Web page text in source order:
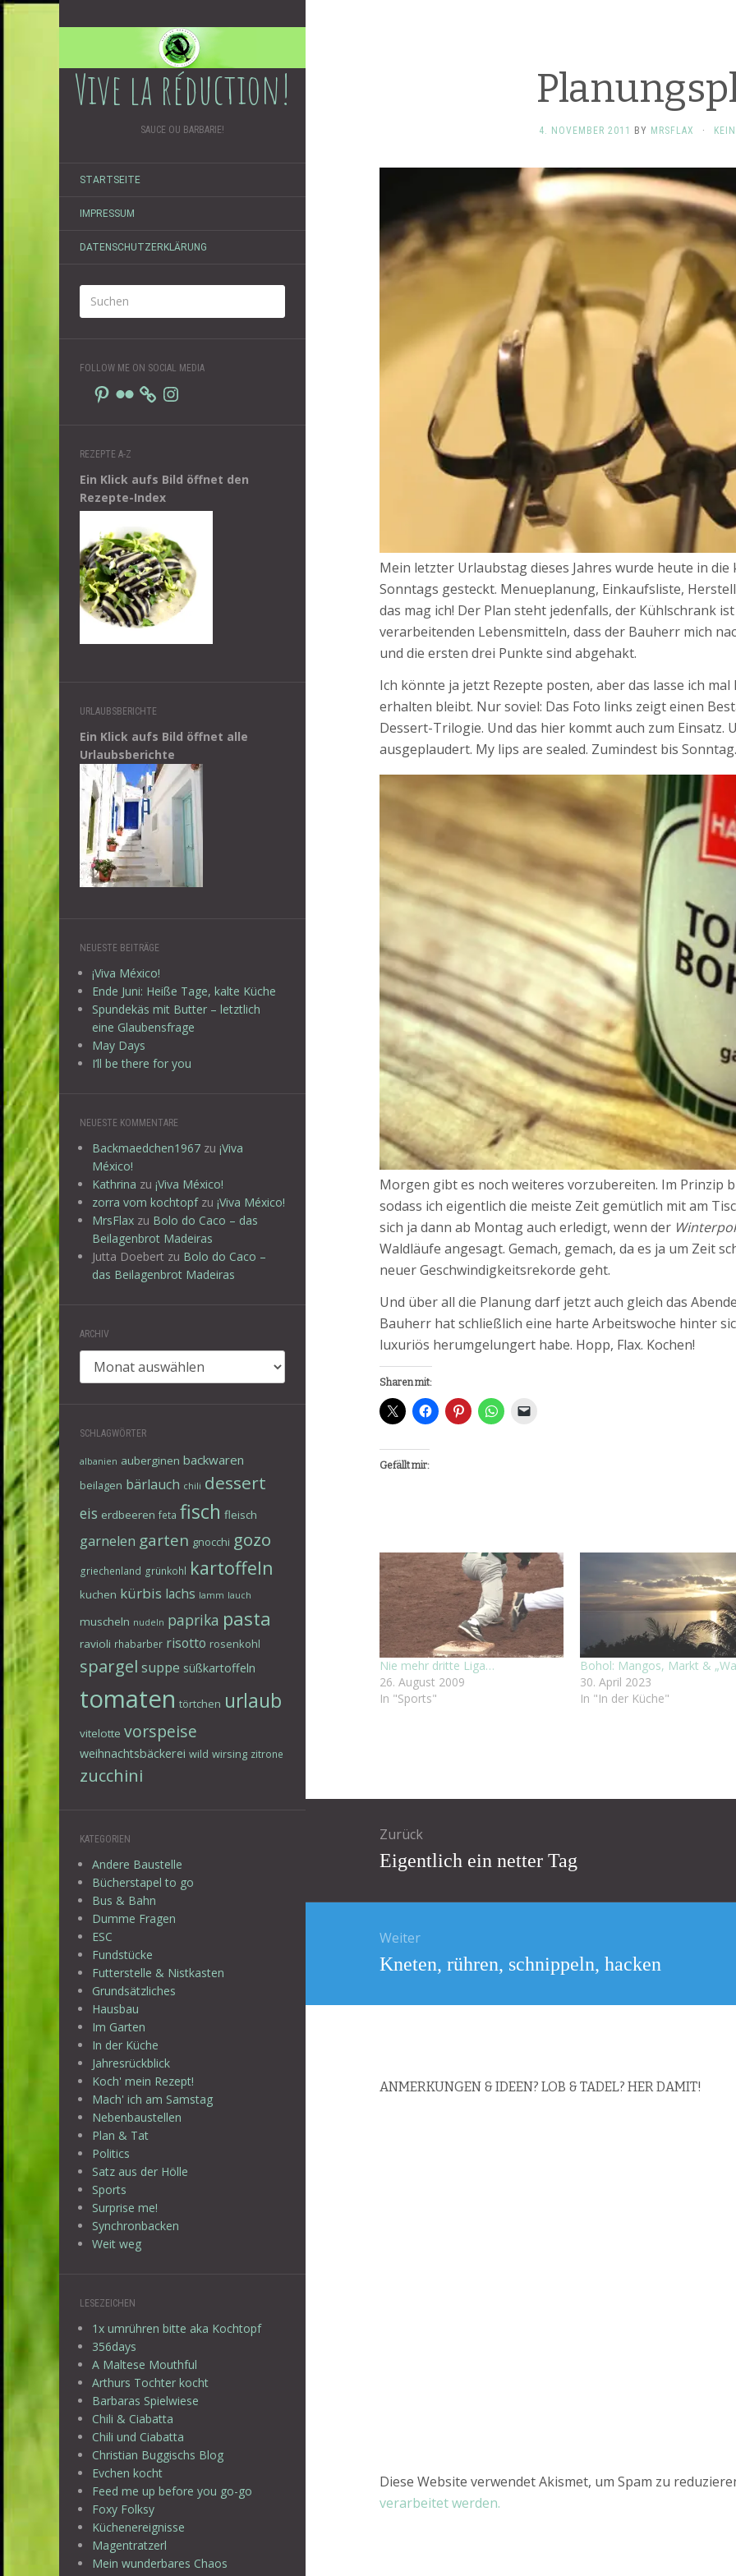
Vive la réduction!
SAUCE OU BARBARIE!
STARTSEITE
IMPRESSUM
DATENSCHUTZERKLÄRUNG
FOLLOW ME ON SOCIAL MEDIA
Pinterest
Flickr Instagram
REZEPTE A-Z
Ein Klick aufs Bild öffnet den
Rezepte-Index
URLAUBSBERICHTE
Ein Klick aufs Bild öffnet alle
Urlaubsberichte
NEUESTE BEITRÄGE
¡Viva México!
Ende Juni: Heiße Tage, kalte Küche
Spundekäs mit Butter – letztlich
eine Glaubensfrage
May Days
I’ll be there for you
NEUESTE KOMMENTARE
Backmaedchen1967 zu ¡Viva
México!
Kathrina zu ¡Viva México!
zorra vom kochtopfzu ¡Viva México!
MrsFlax zu Bolo do Caco – das
Beilagenbrot Madeiras
Jutta Doebert zu Bolo do Caco –
das Beilagenbrot Madeiras
ARCHIV
SCHLAGWÖRTER
albanien auberginen backwaren
beilagen bärlauch chili dessert
eis erdbeeren feta fisch fleisch
garnelen garten gnocchi gozo
griechenland grünkohl kartoffeln
kuchen kürbis lachs lamm lauch
muscheln nudeln paprika pasta
ravioli rhabarber risotto rosenkohl
spargel suppe süßkartoffeln
tomaten törtchen urlaub
vitelotte vorspeise
weihnachtsbäckerei wild wirsing zitrone
zucchini
KATEGORIEN
Andere Baustelle
Bücherstapel to go
Bus & Bahn
Dumme Fragen
ESC
Fundstücke
Futterstelle & Nistkasten
Grundsätzliches
Hausbau
Im Garten
In der Küche
Jahresrückblick
Koch' mein Rezept!
Mach' ich am Samstag
Nebenbaustellen
Plan & Tat
Politics
Satz aus der Hölle
Sports
Surprise me!
Synchronbacken
Weit weg
LESEZEICHEN
1x umrühren bitte aka Kochtopf
356days
A Maltese Mouthful
Arthurs Tochter kocht
Barbaras Spielwiese
Chili & Ciabatta
Chili und Ciabatta
Christian Buggischs Blog
Evchen kocht
Feed me up before you go-go
Foxy Folksy
Küchenereignisse
Magentratzerl
Mein wunderbares Chaos
4. NOVEMBER 2011 BY MRSFLAX ·
Mein letzter Urlaubstag dieses Jahres wurde heute in
Sonntags gesteckt. Menueplanung, Einkaufsliste,
das mag ich! Der Plan steht jedenfalls, der Kühlschrank
verarbeitenden Lebensmitteln, dass der Bauherr mich
und die ersten drei Punkte sind abgehakt.
Ich könnte ja jetzt Rezepte posten, aber das lasse ich
erhalten bleibt. Nur soviel: Das Foto links zeigt einen
Dessert-Trilogie. Und das hier kommt auch zum Einsatz.
ausgeplaudert. My lips are sealed. Zumindest bis Sonntag.
Morgen gibt es noch weiteres vorzubereiten. Im Prinzip
sodass ich eigentlich die meiste Zeit gemütlich mit am
sich ja dann ab Montag auch erledigt, wenn der
Waldläufe angesagt. Gemach, gemach, da es ja um Zeit
neuer Geschwindigkeitsrekorde geht.
Und über all die Planung darf jetzt auch gleich das
Bauherr hat schließlich eine harte Arbeitswoche hinter
luxuriös herumgelungert habe. Hopp, Flax. Kochen!
Sharen mit:
Gefällt mir:
Nie mehr dritte Liga…
26. August 2009
In "Sports"
Bohol: Mangos, Markt &
30. April 2023
In "In der Küche"
Zurück
Vorheriger
Beitrag:
Eigentlich ein netter Tag
Weiter
Nächster
Kneten, rühren, schnippeln, hacken
ANMERKUNGEN & IDEEN? LOB & TADEL? HER DAMIT!
Diese Website verwendet Akismet, um Spam zu
verarbeitet werden.